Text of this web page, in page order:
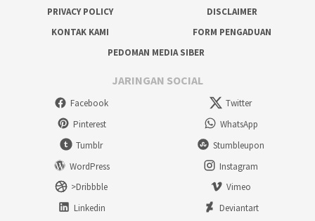
PRIVACY POLICY
DISCLAIMER
KONTAK KAMI
FORM PENGADUAN
PEDOMAN MEDIA SIBER
JARINGAN SOCIAL
Facebook
Twitter
Pinterest
WhatsApp
Tumblr
Stumbleupon
WordPress
Instagram
>Dribbble
Vimeo
Linkedin
Deviantart